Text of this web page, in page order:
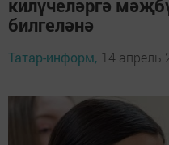
килүчеләргә
билгеләнә
Татар-информ, 14 апрель